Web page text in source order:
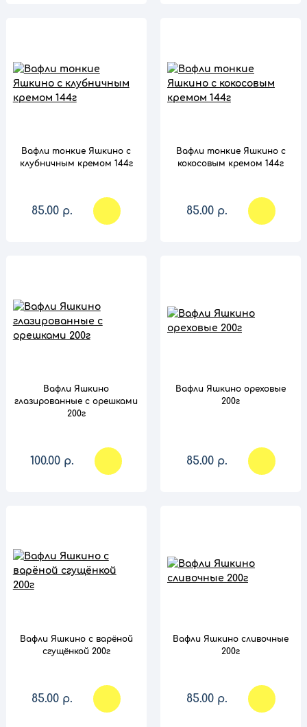
Вафли тонкие Яшкино с
клубничным кремом 144г
85.00 р.
сравнение
Вафли тонкие Яшкино с
кокосовым кремом 144г
85.00 р.
сравнение
Вафли Яшкино
глазированные с орешками
200г
100.00 р.
сравнение
Вафли Яшкино ореховые
200г
85.00 р.
сравнение
Вафли Яшкино с варёной
сгущёнкой 200г
85.00 р.
сравнение
Вафли Яшкино сливочные
200г
85.00 р.
сравнение